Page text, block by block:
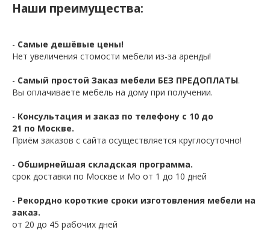
Наши преимущества:
- Самые дешёвые цены!
Нет увеличения стомости мебели из-за аренды!
- Самый простой Заказ мебели БЕЗ ПРЕДОПЛАТЫ.
Вы оплачиваете мебель на дому при получении.
- Консультация и заказ по телефону с 10 до
21 по Москве.
Приём заказов с сайта осуществляется круглосуточно!
- Обширнейшая складская программа.
срок доставки по Москве и Мо от 1 до 10 дней
- Рекордно короткие сроки изготовления мебели на
заказ.
от 20 до 45 рабочих дней